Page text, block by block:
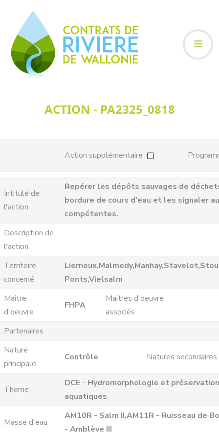
ACTION - PA2325_0818
Action supplémentaire
Intitulé de
l'action
Repérer les dépôts sauvages de
bordure de cours d'eau et les signaler
compétentes.
Description de
l'action
Territoire
concerné
Ponts,Vielsalm
Maitre
d'oeuvre
FHPA
Maitres d'oeuvre
associés
Partenaires
Nature
principale
Contrôle Natures secondaires
Theme
DCE - Hydromorphologie et
aquatiques
Masse d'eau
AM10R - Salm II,AM11R - Ruisseau de
- Amblève III